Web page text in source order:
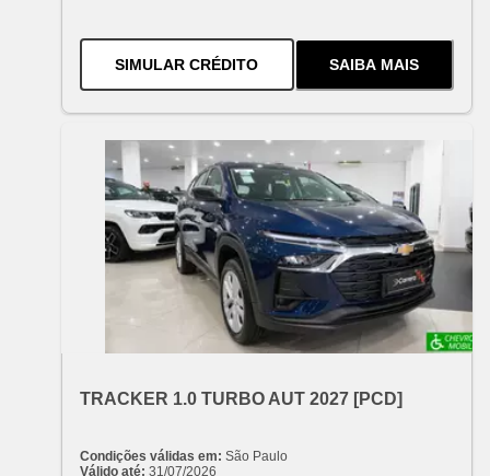
SIMULAR CRÉDITOPARA O SPIN PREMIER 7
SAIBA MAIS
SOBRE
VARIANT:CHEVROLET
TRACKER 1.0 TURBO AUT 2027 [PCD]
Condições válidas em: São Paulo
Válido até: 31/07/2026